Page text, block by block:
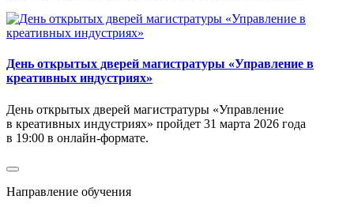
День открытых дверей магистратуры «Управление в
креативных индустриях»
День открытых дверей магистратуры «Управление
в креативных индустриях» пройдет 31 марта 2026 года
в 19:00 в онлайн-формате.
Направление обучения